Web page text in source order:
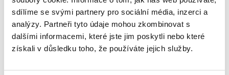
sdílíme se svými partnery pro sociální média, inzerci a
analýzy. Partneři tyto údaje mohou zkombinovat s
dalšími informacemi, které jste jim poskytli nebo které
získali v důsledku toho, že používáte jejich služby.
ryzí teorii, v knize čtenář nalezne srozumitelná
řešení...
Nepominutelný
vydědění